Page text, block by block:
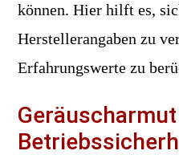
können. Hier hilft es,
Herstellerangaben zu
Erfahrungswerte zu